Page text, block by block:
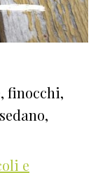
finocchi,
e